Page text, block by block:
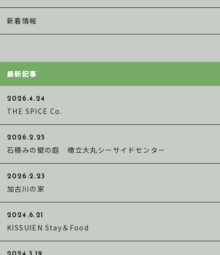
新着情報
最新記事
2026.4.24
THE SPICE Co.
2026.2.25
石積みの壁の庭 橋立大丸シーサイドセンター
2026.2.23
加古川の家
2024.6.21
KISSUIEN Stay＆Food